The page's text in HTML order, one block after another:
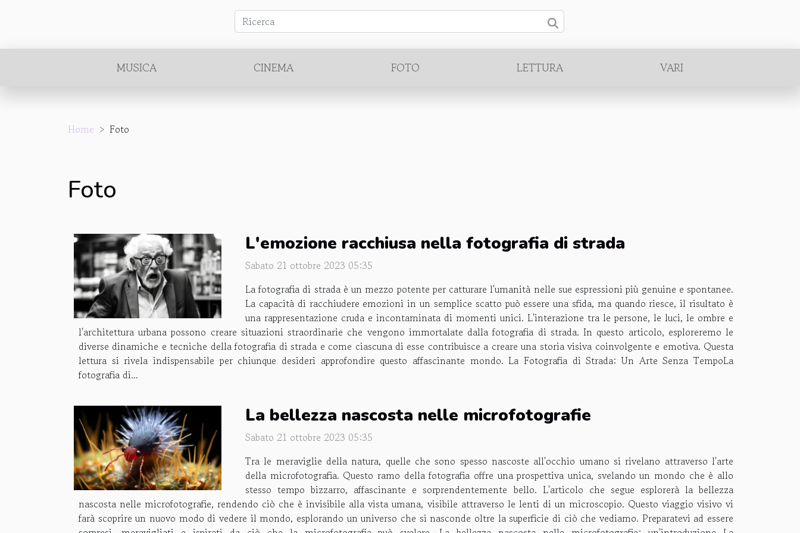
MUSICA CINEMA FOTO LETTURA VARI
Home Foto
Foto
L'emozione racchiusa nella fotografia di strada
Sabato 21 ottobre 2023 05:35
La fotografia di strada è un mezzo potente per catturare l'umanità nelle sue espressioni più genuine e spontanee.
La capacità di racchiudere emozioni in un semplice scatto può essere una sfida, ma quando riesce, il risultato è
una rappresentazione cruda e incontaminata di momenti unici. L'interazione tra le persone, le luci, le ombre e
l'architettura urbana possono creare situazioni straordinarie che vengono immortalate dalla fotografia di strada. In questo articolo, esploreremo le
diverse dinamiche e tecniche della fotografia di strada e come ciascuna di esse contribuisce a creare una storia visiva coinvolgente e emotiva. Questa
lettura si rivela indispensabile per chiunque desideri approfondire questo affascinante mondo. La Fotografia di Strada: Un Arte Senza TempoLa
fotografia di...
La bellezza nascosta nelle microfotografie
Sabato 21 ottobre 2023 05:35
Tra le meraviglie della natura, quelle che sono spesso nascoste all'occhio umano si rivelano attraverso l'arte
della microfotografia. Questo ramo della fotografia offre una prospettiva unica, svelando un mondo che è allo
stesso tempo bizzarro, affascinante e sorprendentemente bello. L'articolo che segue esplorerà la bellezza
nascosta nelle microfotografie, rendendo ciò che è invisibile alla vista umana, visibile attraverso le lenti di un microscopio. Questo viaggio visivo vi
farà scoprire un nuovo modo di vedere il mondo, esplorando un universo che si nasconde oltre la superficie di ciò che vediamo. Preparatevi ad essere